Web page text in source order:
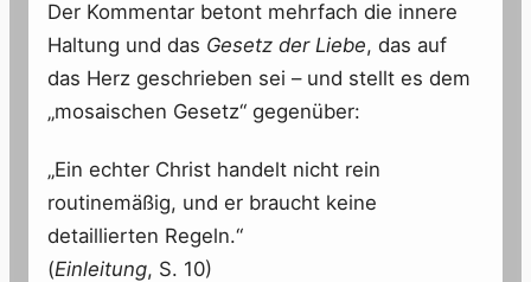
Der Kommentar betont mehrfach die innere
Haltung und das Gesetz der Liebe, das auf
das Herz geschrieben sei – und stellt es dem
„mosaischen Gesetz“ gegenüber:
„Ein echter Christ handelt nicht rein
routinemäßig, und er braucht keine
detaillierten Regeln.“
(Einleitung, S. 10)